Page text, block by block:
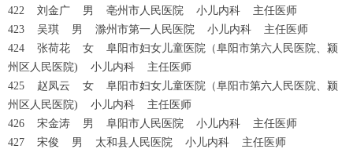
422 刘金广 男 亳州市人民医院 小儿内科 主任医师
423 吴琪 男 滁州市第一人民医院 小儿内科 主任医师
424 张荷花 女 阜阳市妇女儿童医院（阜阳市第六人民医院、颍
州区人民医院) 小儿内科 主任医师
425 赵凤云 女 阜阳市妇女儿童医院（阜阳市第六人民医院、颍
州区人民医院) 小儿内科 主任医师
426 宋金涛 男 阜阳市人民医院 小儿内科 主任医师
427 宋俊 男 太和县人民医院 小儿内科 主任医师